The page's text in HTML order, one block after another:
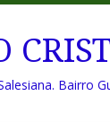
Bairro